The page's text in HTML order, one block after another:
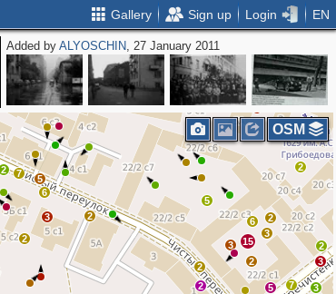
Gallery Sign up Login EN
Added byALYOSCHIN, 27 January 2011
7 3
3
2
2
7 2
5
6
15
3
2
2
2
5
2
3
2
2
2
5
6
7
2
3
2
3
OSM